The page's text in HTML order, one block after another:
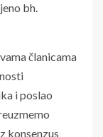
bh.
članicama
i poslao
konsenzus